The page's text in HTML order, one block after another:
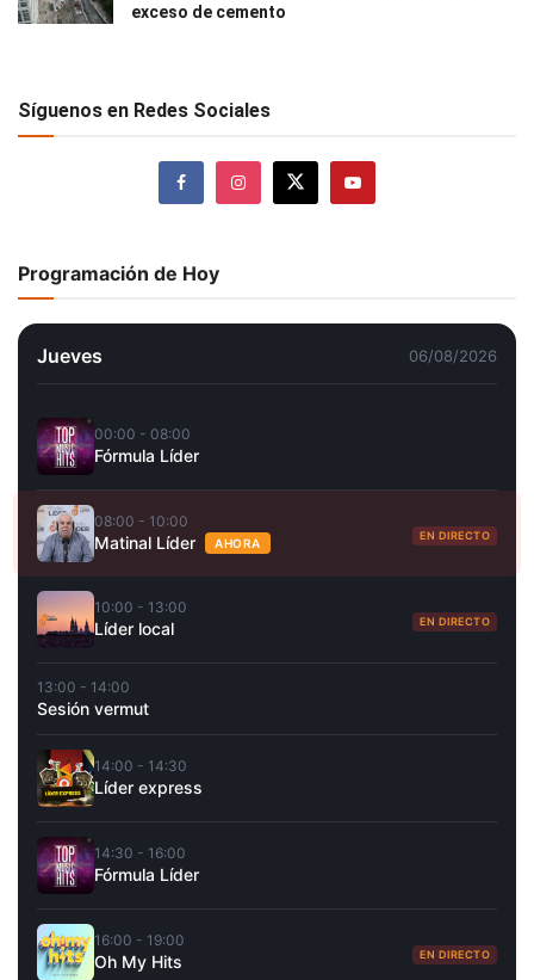
exceso de cemento
Síguenos en Redes Sociales
Programación de Hoy
Jueves 06/08/2026
00:00 - 08:00
Fórmula Líder
08:00 - 10:00
Matinal Líder AHORA
EN DIRECTO
10:00 - 13:00
Líder local EN DIRECTO
13:00 - 14:00
Sesión vermut
14:00 - 14:30
Líder express
14:30 - 16:00
Fórmula Líder
16:00 - 19:00
Oh My Hits EN DIRECTO